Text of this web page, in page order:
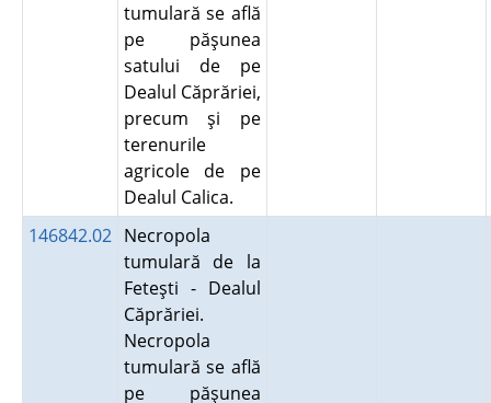
tumulară se află
pe păşunea
satului de pe
Dealul Căprăriei,
precum şi pe
terenurile
agricole de pe
Dealul Calica.
146842.02 Necropola
tumulară de la
Feteşti - Dealul
Căprăriei.
Necropola
tumulară se află
pe păşunea